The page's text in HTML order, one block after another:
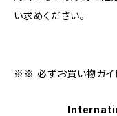
い求めください。
※※ 必ずお買い物ガイ